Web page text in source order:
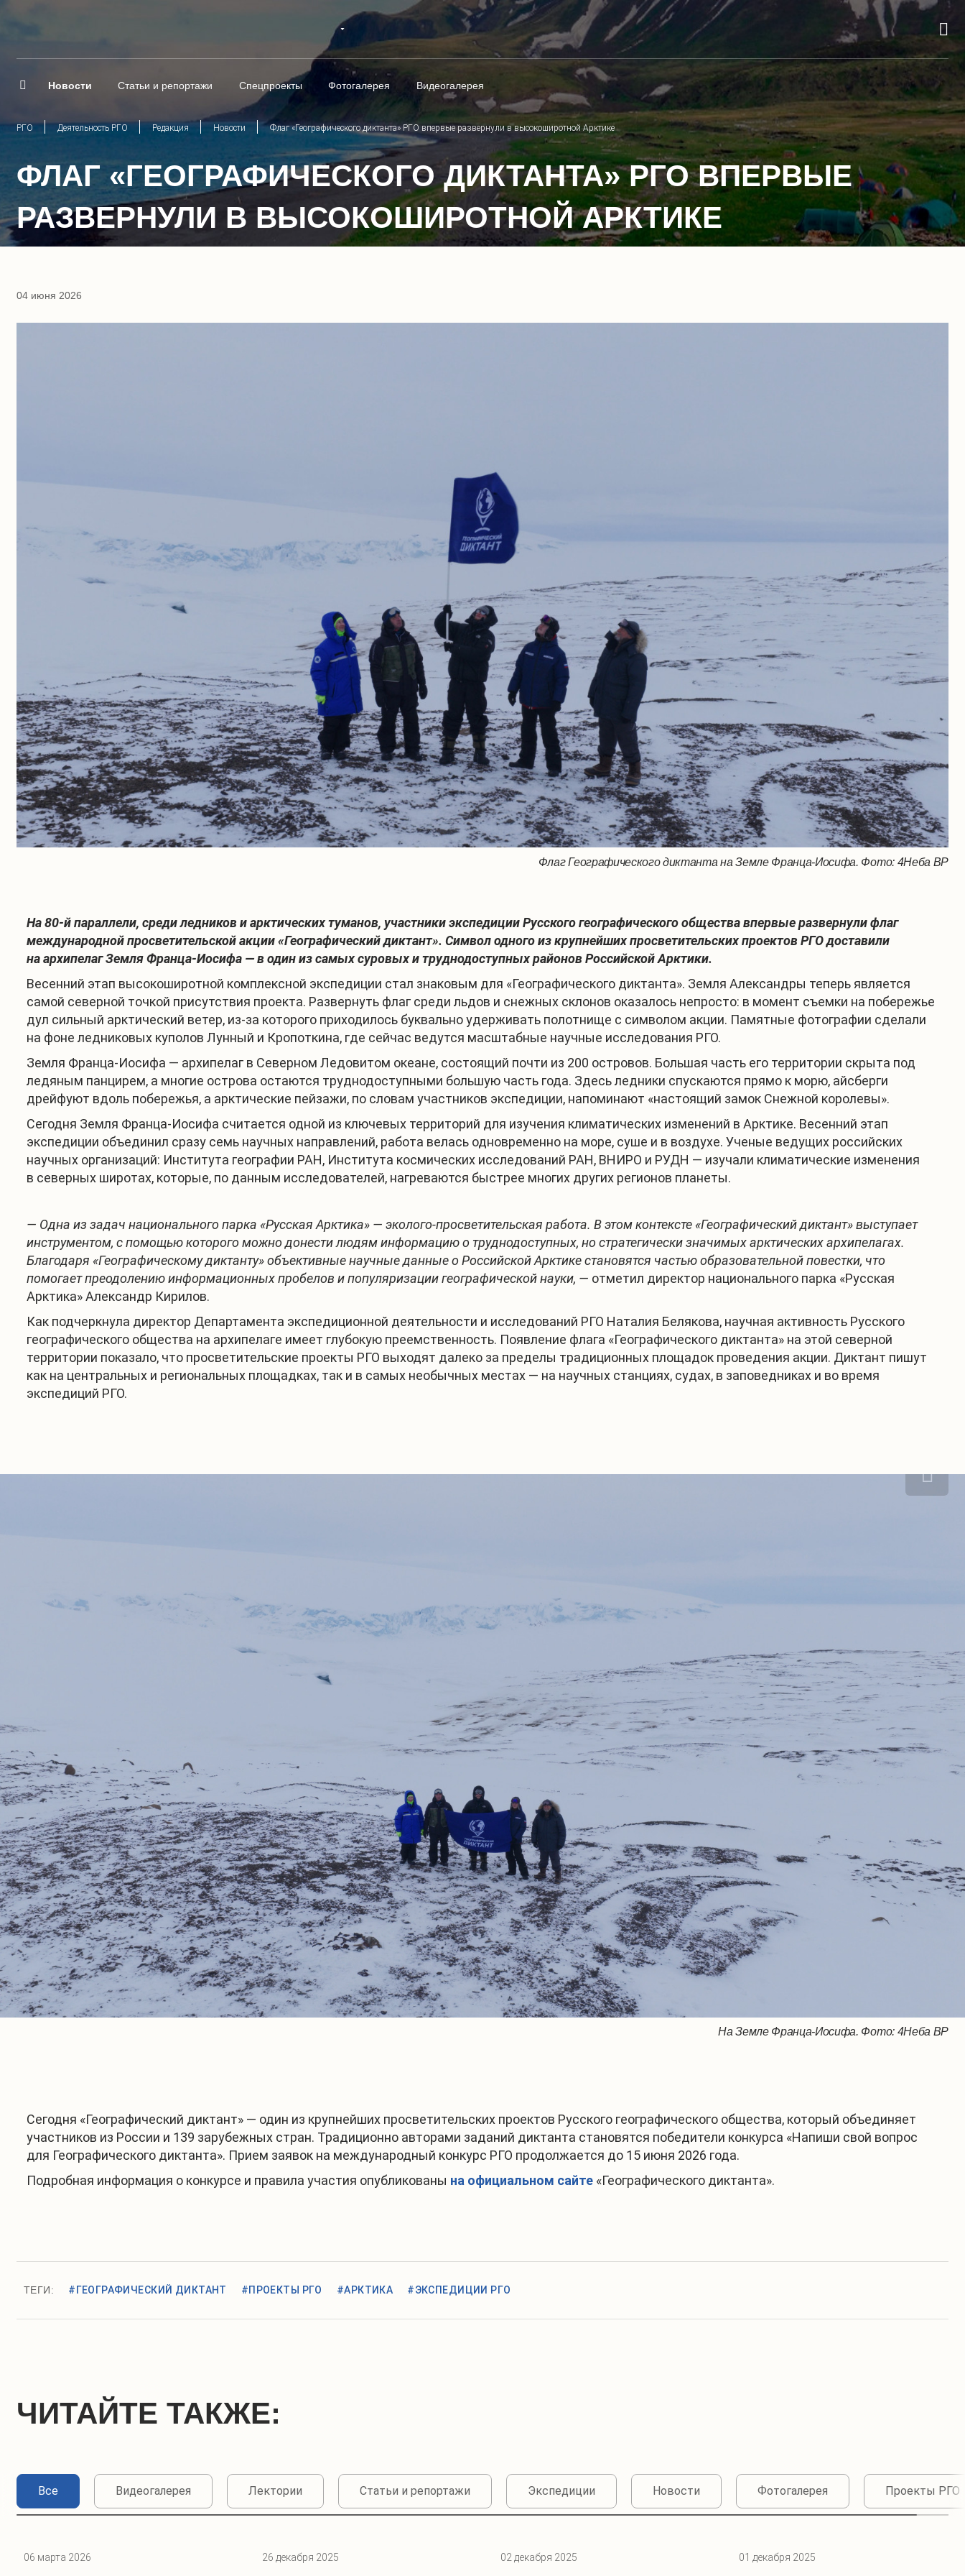
Новости Статьи и репортажи Спецпроекты Фотогалерея Видеогалерея
РГО Деятельность РГО Редакция Новости Флаг «Географического диктанта» РГО впервые развернули в высокоширотной Арктике
ФЛАГ «ГЕОГРАФИЧЕСКОГО ДИКТАНТА» РГО ВПЕРВЫЕ
РАЗВЕРНУЛИ В ВЫСОКОШИРОТНОЙ АРКТИКЕ
04 июня 2026
Флаг Географического диктанта на Земле Франца-Иосифа. Фото: 4Неба ВР
На 80-й параллели, среди ледников и арктических туманов, участники экспедиции Русского географического общества впервые развернули флаг
международной просветительской акции «Географический диктант». Символ одного из крупнейших просветительских проектов РГО доставили
на архипелаг Земля Франца-Иосифа — в один из самых суровых и труднодоступных районов Российской Арктики.
Весенний этап высокоширотной комплексной экспедиции стал знаковым для «Географического диктанта». Земля Александры теперь является
самой северной точкой присутствия проекта. Развернуть флаг среди льдов и снежных склонов оказалось непросто: в момент съемки на побережье
дул сильный арктический ветер, из-за которого приходилось буквально удерживать полотнище с символом акции. Памятные фотографии сделали
на фоне ледниковых куполов Лунный и Кропоткина, где сейчас ведутся масштабные научные исследования РГО.
Земля Франца-Иосифа — архипелаг в Северном Ледовитом океане, состоящий почти из 200 островов. Большая часть его территории скрыта под
ледяным панцирем, а многие острова остаются труднодоступными большую часть года. Здесь ледники спускаются прямо к морю, айсберги
дрейфуют вдоль побережья, а арктические пейзажи, по словам участников экспедиции, напоминают «настоящий замок Снежной королевы».
Сегодня Земля Франца-Иосифа считается одной из ключевых территорий для изучения климатических изменений в Арктике. Весенний этап
экспедиции объединил сразу семь научных направлений, работа велась одновременно на море, суше и в воздухе. Ученые ведущих российских
научных организаций: Института географии РАН, Института космических исследований РАН, ВНИРО и РУДН — изучали климатические изменения
в северных широтах, которые, по данным исследователей, нагреваются быстрее многих других регионов планеты.
— Одна из задач национального парка «Русская Арктика» — эколого-просветительская работа. В этом контексте «Географический диктант» выступает
инструментом, с помощью которого можно донести людям информацию о труднодоступных, но стратегически значимых арктических архипелагах.
Благодаря «Географическому диктанту» объективные научные данные о Российской Арктике становятся частью образовательной повестки, что
помогает преодолению информационных пробелов и популяризации географической науки, — отметил директор национального парка «Русская
Арктика» Александр Кирилов.
Как подчеркнула директор Департамента экспедиционной деятельности и исследований РГО Наталия Белякова, научная активность Русского
географического общества на архипелаге имеет глубокую преемственность. Появление флага «Географического диктанта» на этой северной
территории показало, что просветительские проекты РГО выходят далеко за пределы традиционных площадок проведения акции. Диктант пишут
как на центральных и региональных площадках, так и в самых необычных местах — на научных станциях, судах, в заповедниках и во время
экспедиций РГО.
На Земле Франца-Иосифа. Фото: 4Неба ВР
На Земле Франца-Иосифа. Фото: 4Неба ВР
На Земле Франца-Иосифа. Фото: 4Неба ВР
На Земле Франца-Иосифа. Фото: 4Неба ВР
На Земле Франца-Иосифа. Фото: 4Неба ВР
На Земле Франца-Иосифа. Фото: 4Неба ВР
Сегодня «Географический диктант» — один из крупнейших просветительских проектов Русского географического общества, который объединяет
участников из России и 139 зарубежных стран. Традиционно авторами заданий диктанта становятся победители конкурса «Напиши свой вопрос
для Географического диктанта». Прием заявок на международный конкурс РГО продолжается до 15 июня 2026 года.
Подробная информация о конкурсе и правила участия опубликованы на официальном сайте «Географического диктанта».
ТЕГИ: #ГЕОГРАФИЧЕСКИЙ ДИКТАНТ #ПРОЕКТЫ РГО #АРКТИКА #ЭКСПЕДИЦИИ РГО
ЧИТАЙТЕ ТАКЖЕ:
Все Видеогалерея Лектории Статьи и репортажи Экспедиции Новости Фотогалерея Проекты РГО
06 марта 2026 26 декабря 2025 02 декабря 2025 01 декабря 2025